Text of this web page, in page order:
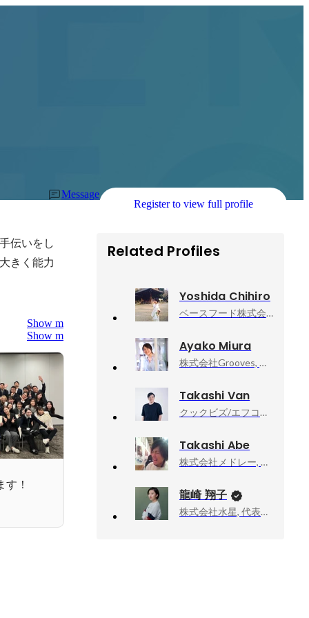
Message
Register to view full profile
伝いをし
きく能力
Show more
Show more
す！
Related Profiles
Yoshida Chihiro
ベースフード株式会社, コミュニティマネージャー
Ayako Miura
株式会社Grooves, クラウドエージェント 事業推進 兼 CEO室
Takashi Van
クックビズ/エフコード, なんでも屋さん
Takashi Abe
株式会社メドレー, コーポレート本部 採用グループ
龍崎 翔子
株式会社水星, 代表取締役